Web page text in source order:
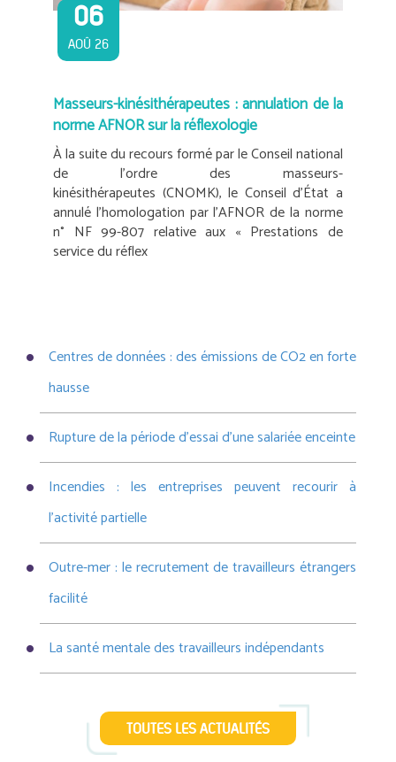
06
AOÛ 26
Masseurs-kinésithérapeutes : annulation de la
norme AFNOR sur la réflexologie
À la suite du recours formé par le Conseil national
de l’ordre des masseurs-
kinésithérapeutes (CNOMK), le Conseil d’État a
annulé l’homologation par l’AFNOR de la norme
n° NF 99-807 relative aux « Prestations de
service du réflex
Centres de données : des émissions de CO2 en forte
hausse
Rupture de la période d’essai d’une salariée enceinte
Incendies : les entreprises peuvent recourir à
l’activité partielle
Outre-mer : le recrutement de travailleurs étrangers
facilité
La santé mentale des travailleurs indépendants
TOUTES LES ACTUALITÉS